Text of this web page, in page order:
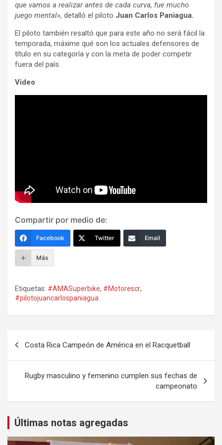
que vamos a realizar antes de cada curva, fue mucho
juego mental», detalló el piloto Juan Carlos Paniagua.
El piloto también resaltó que para este año no será fácil la
temporada, máxime qué son los actuales defensores de
título en su categoría y con la meta de poder competir
fuera del país.
Video
Compartir por medio de:
Facebook Twitter Email
Más
Etiquetas: #AMASuperbike, #Motorescr,
#pilotojuancarlospaniagua
Costa Rica Campeón de América en el Racquetball
Rugby masculino y femenino cumplen sus fechas de
campeonato
Últimas notas agregadas